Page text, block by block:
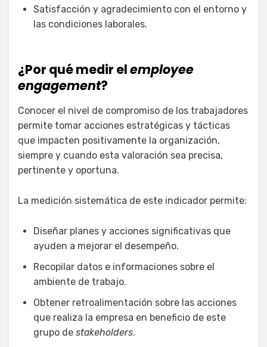
Satisfacción y agradecimiento con el entorno y
las condiciones laborales.
¿Por qué medir elemployee
engagement?
Conocer el nivel de compromiso de los trabajadores
permite tomar acciones estratégicas y tácticas
que impacten positivamente la organización,
siempre y cuando esta valoración sea precisa,
pertinente y oportuna.
La medición sistemática de este indicador permite:
Diseñar planes y acciones significativas que
ayuden a mejorar el desempeño.
Recopilar datos e informaciones sobre el
ambiente de trabajo.
Obtener retroalimentación sobre las acciones
que realiza la empresa en beneficio de este
grupo de stakeholders.